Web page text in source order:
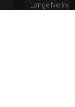
Lange Nering